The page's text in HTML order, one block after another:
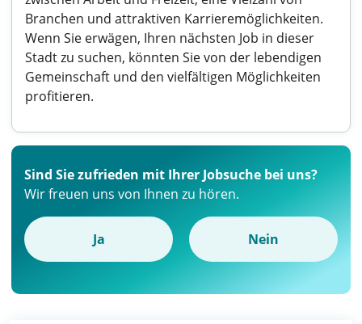
Branchen und attraktiven Karrieremöglichkeiten.
Wenn Sie erwägen, Ihren nächsten Job in dieser
Stadt zu suchen, könnten Sie von der lebendigen
Gemeinschaft und den vielfältigen Möglichkeiten
profitieren.
Sind Sie zufrieden mit Ihrer Jobsuche bei uns?
Wir freuen uns von Ihnen zu hören.
Ja Nein